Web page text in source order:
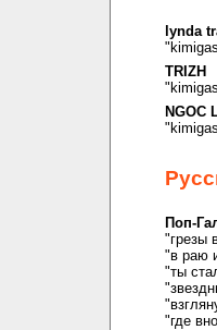
lynda
TRIZH
NGOC
Поп-
"грезы
"в раю
"ты
"где